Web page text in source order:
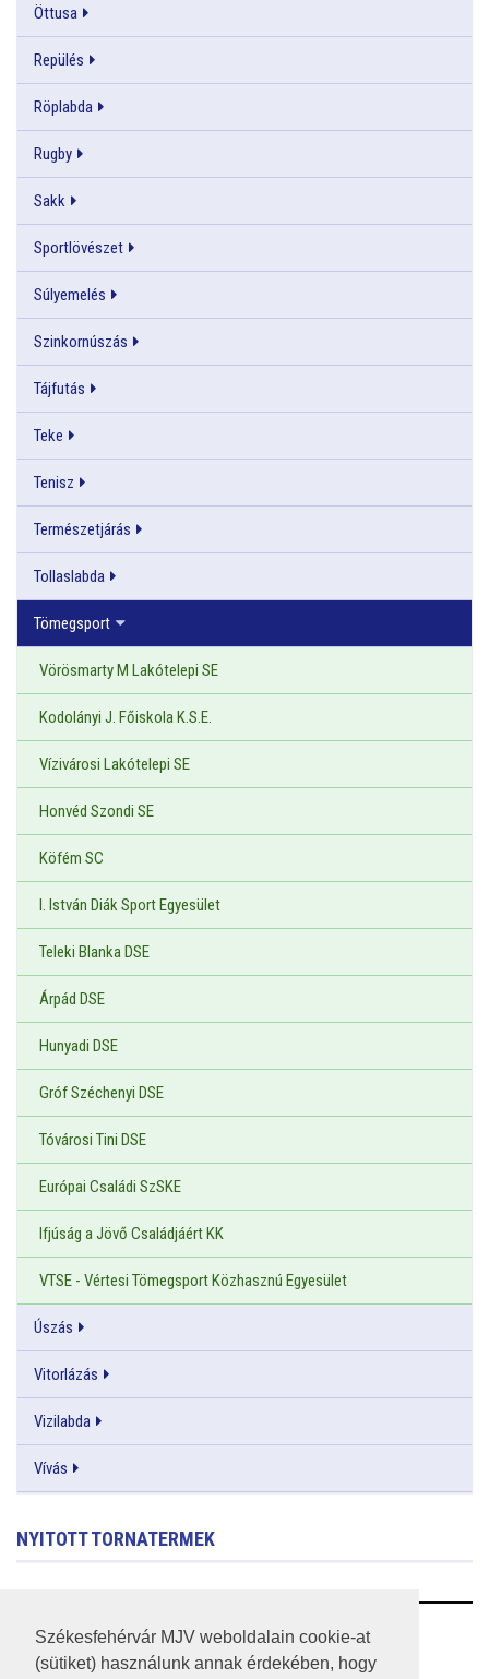
Székesfehérvár MJV weboldalain cookie-at
(sütiket) használunk annak érdekében, hogy
Öttusa
Repülés
Röplabda
Rugby
Sakk
Sportlövészet
Súlyemelés
Szinkornúszás
Tájfutás
Teke
Tenisz
Természetjárás
Tollaslabda
Tömegsport
Vörösmarty M Lakótelepi SE
Kodolányi J. Főiskola K.S.E.
Vízivárosi Lakótelepi SE
Honvéd Szondi SE
Köfém SC
I. István Diák Sport Egyesület
Teleki Blanka DSE
Árpád DSE
Hunyadi DSE
Gróf Széchenyi DSE
Tóvárosi Tini DSE
Európai Családi SzSKE
Ifjúság a Jövő Családjáért KK
VTSE - Vértesi Tömegsport Közhasznú Egyesület
Úszás
Vitorlázás
Vizilabda
Vívás
NYITOTT TORNATERMEK
RSS